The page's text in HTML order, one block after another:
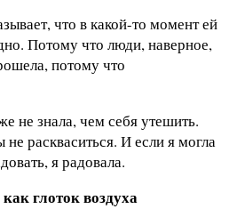
что в какой-то момент ей
Потому что люди, наверное,
потому что
не знала, чем себя утешить.
не раскваситься. И если я могла
я радовала.
глоток воздуха